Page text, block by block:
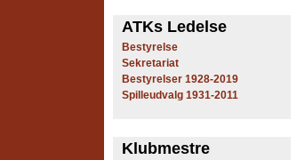
n
e
s
e
ATKs Ledelse
Bestyrelse
Sekretariat
Bestyrelser 1928-2019
Spilleudvalg 1931-2011
Klubmestre